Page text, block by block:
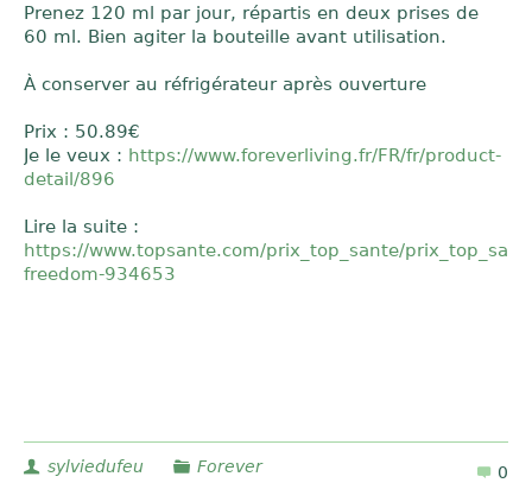
Prenez 120 ml par jour, répartis en deux prises de
60 ml. Bien agiter la bouteille avant utilisation.
À conserver au réfrigérateur après ouverture
Prix : 50.89€
Je le veux : https://www.foreverliving.fr/FR/fr/product-
detail/896
Lire la suite :
https://www.topsante.com/prix_top_sante/
freedom-934653
0
sylviedufeu Forever